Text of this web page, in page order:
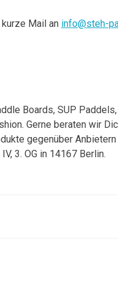
Mail an info@steh-
Boards, SUP
Gerne beraten wir
gegenüber
3. OG in 14167 Berlin.